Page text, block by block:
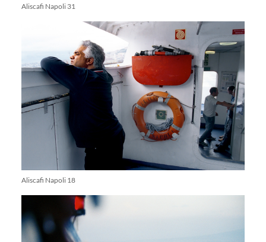
Aliscafi Napoli 31
Aliscafi Napoli 18